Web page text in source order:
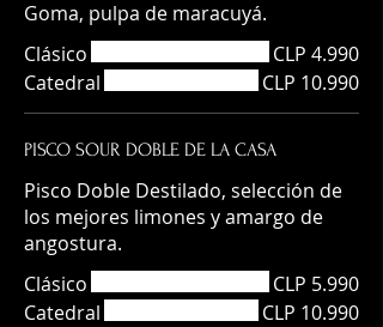
Goma, pulpa de maracuyá.
Clásico
CLP 4.990
Catedral
CLP 10.990
PISCO SOUR DOBLE DE LA CASA
Pisco Doble Destilado, selección de
los mejores limones y amargo de
angostura.
Clásico
CLP 5.990
Catedral
CLP 10.990